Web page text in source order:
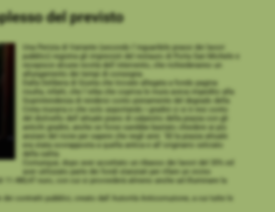
del previsto
Una Perizia di Variante (secondo l´inguaribile prassi dei lavori
pubblici) registra gli imprevisti del restauro di Porta San Michele e
recepisce alcune novità dell´intervento, che richiederanno un
allungamento dei tempi di consegna.
Dalla Delibera di Giunta che trovate allegata a fondo pagina
risulta, infatti, che l´erba che copriva le mura aveva impedito alla
Soprintendenza di rendersi conto pienamente del degrado della
Cinta muraria e che solo asportando i gradini ci si è resi conto
del dislivello dell´attuale piano di calpestio della piazza con gli
antichi gradini, anche se forse sarebbe bastato chiedere ai più
anziani del rione per sapere che negli anni ´50 la piazza attuale
era stata sovrapposta a quella antica e all´originario selciato
della salita.
Comunque, dopo aver accettato un ribasso dei lavori del 35% ed
aver utilizzato parte dei fondi stanziati per rifare un vicino
euro, con cui si provvederà almeno anche ad illuminare la
dei contratti pubblici, creato dall´Autorità Anticorruzione, a cui tutte le